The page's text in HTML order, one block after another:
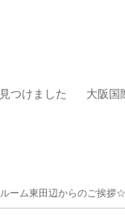
ン
つけました 大阪
ーム東田辺からのご挨